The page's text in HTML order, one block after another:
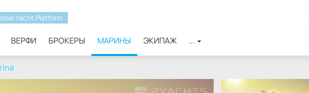
Yacht Platform
ВЕРФИ БРОКЕРЫ МАРИНЫ ЭКИПАЖ ...